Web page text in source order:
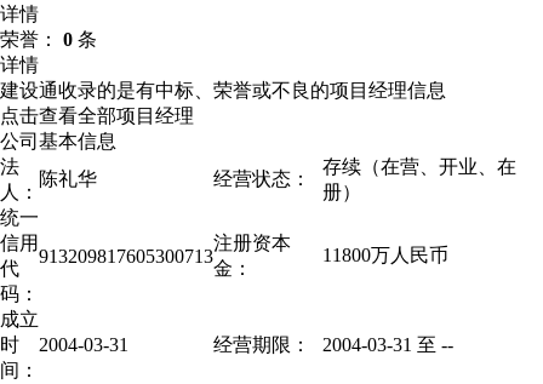
详情
荣誉： 0 条
详情
建设通收录的是有中标、荣誉或不良的项目经理信息
点击查看全部项目经理
公司基本信息
法
人：
陈礼华 经营状态：
存续（在营、开业、在
册）
统一
信用
代
码：
913209817605300713
注册资本
金：
11800万人民币
成立
时
间：
2004-03-31 经营期限： 2004-03-31 至 --